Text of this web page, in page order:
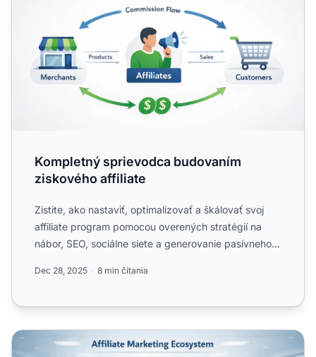
Kompletný sprievodca budovaním
ziskového affiliate
Zistite, ako nastaviť, optimalizovať a škálovať svoj
affiliate program pomocou overených stratégií na
nábor, SEO, sociálne siete a generovanie pasívneho
Dec 28, 2025 8 min čítania
Oplatí sa affiliate marketing?